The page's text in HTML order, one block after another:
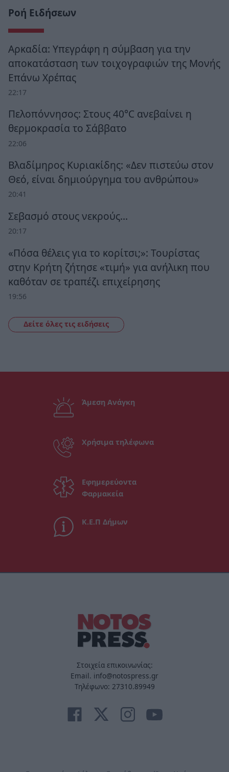
Ροή Ειδήσεων
Αρκαδία: Υπεγράφη η σύμβαση για την
αποκατάσταση των τοιχογραφιών της Μονής
Επάνω Χρέπας
22:17
Πελοπόννησος: Στους 40°C ανεβαίνει η
θερμοκρασία το Σάββατο
22:06
Βλαδίμηρος Κυριακίδης: «Δεν πιστεύω στον
Θεό, είναι δημιούργημα του ανθρώπου»
20:41
Σεβασμό στους νεκρούς…
20:17
«Πόσα θέλεις για το κορίτσι;»: Τουρίστας
στην Κρήτη ζήτησε «τιμή» για ανήλικη που
καθόταν σε τραπέζι επιχείρησης
19:56
Δείτε όλες τις ειδήσεις
Άμεση Ανάγκη
Χρήσιμα τηλέφωνα
Εφημερεύοντα
Φαρμακεία
Κ.Ε.Π Δήμων
Στοιχεία επικοινωνίας:
Email. info@notospress.gr
Τηλέφωνο: 27310.89949